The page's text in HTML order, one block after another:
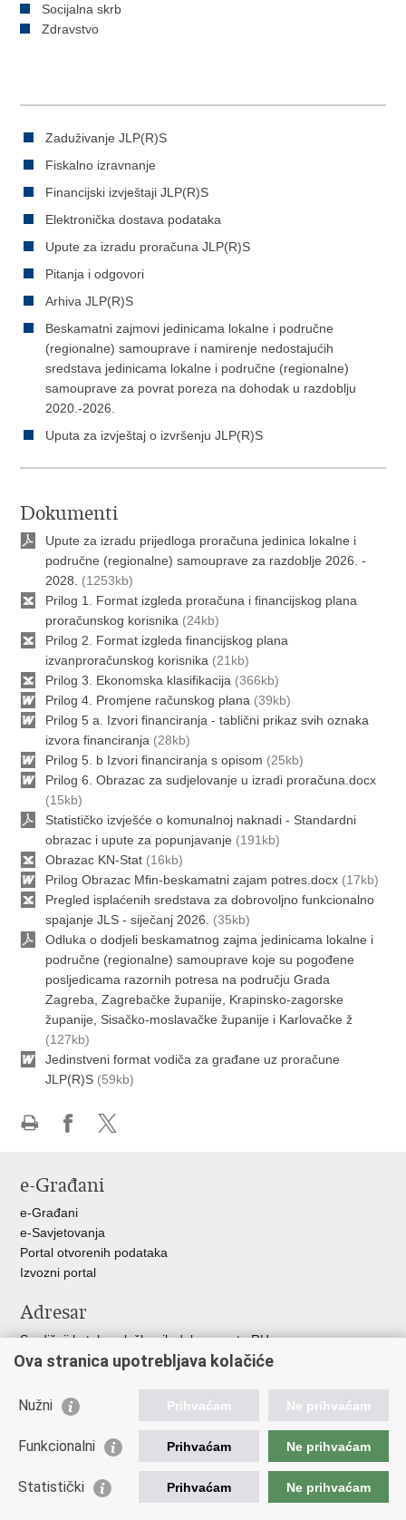
Socijalna skrb
Zdravstvo
Zaduživanje JLP(R)S
Fiskalno izravnanje
Financijski izvještaji JLP(R)S
Elektronička dostava podataka
Upute za izradu proračuna JLP(R)S
Pitanja i odgovori
Arhiva JLP(R)S
Beskamatni zajmovi jedinicama lokalne i područne
(regionalne) samouprave i namirenje nedostajućih
sredstava jedinicama lokalne i područne (regionalne)
samouprave za povrat poreza na dohodak u razdoblju
2020.-2026.
Uputa za izvještaj o izvršenju JLP(R)S
Dokumenti
Upute za izradu prijedloga proračuna jedinica lokalne i
područne (regionalne) samouprave za razdoblje 2026. -
2028.
(1253kb)
Prilog 1. Format izgleda proračuna i financijskog plana
proračunskog korisnika (24kb)
Prilog 2. Format izgleda financijskog plana
izvanproračunskog korisnika (21kb)
Prilog 3. Ekonomska klasifikacija (366kb)
Prilog 4. Promjene računskog plana (39kb)
Prilog 5 a. Izvori financiranja - tablični prikaz svih oznaka
izvora financiranja (28kb)
Prilog 5. b Izvori financiranja s opisom (25kb)
Prilog 6. Obrazac za sudjelovanje u izradi proračuna.docx
(15kb)
Statističko izvješće o komunalnoj naknadi - Standardni
obrazac i upute za popunjavanje (191kb)
Obrazac KN-Stat (16kb)
Prilog Obrazac Mfin-beskamatni zajam potres.docx (17kb)
Pregled isplaćenih sredstava za dobrovoljno funkcionalno
spajanje JLS - siječanj 2026.
(35kb)
Odluka o dodjeli beskamatnog zajma jedinicama lokalne i
područne (regionalne) samouprave koje su pogođene
posljedicama razornih potresa na području Grada
Zagreba, Zagrebačke županije, Krapinsko-zagorske
županije, Sisačko-moslavačke županije i Karlovačke ž
(127kb)
Jedinstveni format vodiča za građane uz proračune
JLP(R)S (59kb)
Facebooku
X-
e-Građani
e-Građani
e-Savjetovanja
Portal otvorenih podataka
Izvozni portal
Adresar
Središnji katalog službenih dokumenata RH
Adresar tijela javne vlasti
Popis dužnosnika u RH
Korisne poveznice
Hrvatski Sabor
Ova stranica upotrebljava kolačiće
Nužni Prihvaćam Ne prihvaćam
Funkcionalni Prihvaćam Ne prihvaćam
Statistički Prihvaćam Ne prihvaćam